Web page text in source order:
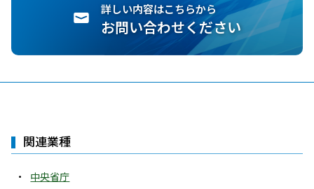
詳しい内容はこちらから
お問い合わせください
関連業種
中央省庁